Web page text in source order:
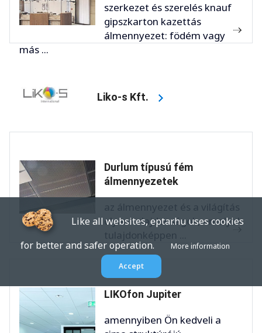
szerkezet és szerelés knauf
gipszkarton kazettás
álmennyezet: födém vagy
más ...
Liko-s Kft.
Durlum típusú fém
álmennyezetek
az álmennyezet és a világítás
olyan tulajdonságok, amelyek
tulajdonképpen ...
LIKOfon Jupiter
amennyiben Ön kedveli a
Like all websites, eptar.hu uses cookies
for better and safer operation.
More information
Accept